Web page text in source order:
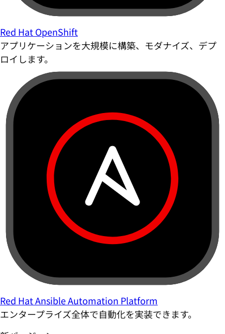
Red Hat OpenShift
アプリケーションを大規模に構築、モダナイズ、デプ
ロイします。
Red Hat Ansible Automation Platform
エンタープライズ全体で自動化を実装できます。